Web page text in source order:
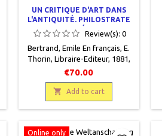
UN CRITIQUE D'ART DANS
L'ANTIQUITÉ. PHILOSTRATE
ET SON ÉCOLE
Review(s): 0
Bertrand, Emile En français, E.
Thorin, Libraire-Editeur, 1881,
16,5 x 25, 367 pages, broché,
encore solide. Dos consolidé
haut et bas ainsi que le coin
haut de couverture
cristal.Edition avec une belle
€70.00
 Add to cart
Online only